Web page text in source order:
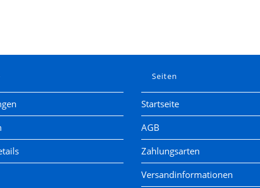
Seiten
Startseite
AGB
Zahlungsarten
Versandinformationen